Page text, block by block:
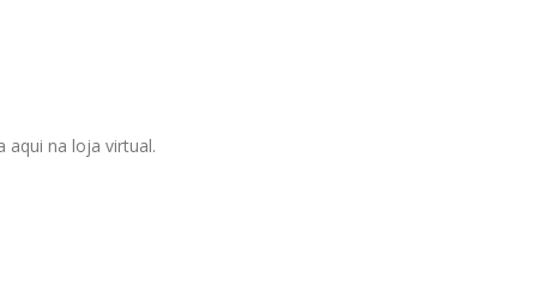
aqui na loja virtual.